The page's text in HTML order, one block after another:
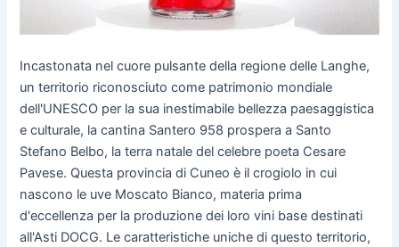
Incastonata nel cuore pulsante della regione delle Langhe,
un territorio riconosciuto come patrimonio mondiale
dell'UNESCO per la sua inestimabile bellezza paesaggistica
e culturale, la cantina Santero 958 prospera a Santo
Stefano Belbo, la terra natale del celebre poeta Cesare
Pavese. Questa provincia di Cuneo è il crogiolo in cui
nascono le uve Moscato Bianco, materia prima
d'eccellenza per la produzione dei loro vini base destinati
all'Asti DOCG. Le caratteristiche uniche di questo territorio,